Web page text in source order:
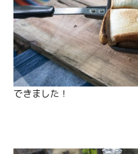
できました！